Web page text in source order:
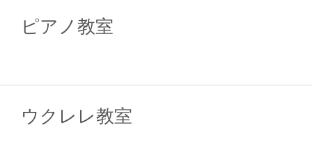
ピアノ教室
ウクレレ教室